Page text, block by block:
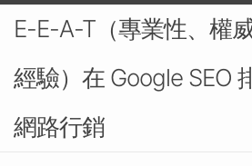
E-E-A-T（專業性、權
經驗）在 Google SEO
網路行銷